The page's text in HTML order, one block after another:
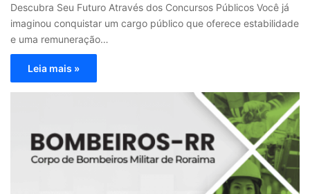
Descubra Seu Futuro Através dos Concursos Públicos Você já
imaginou conquistar um cargo público que oferece estabilidade
e uma remuneração…
Leia mais »